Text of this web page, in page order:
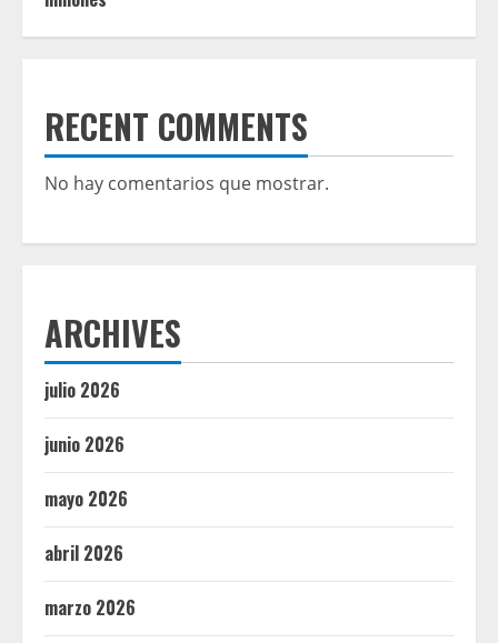
RECENT COMMENTS
No hay comentarios que mostrar.
ARCHIVES
julio 2026
junio 2026
mayo 2026
abril 2026
marzo 2026